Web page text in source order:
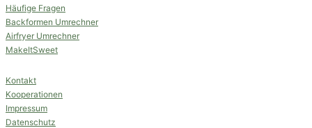
Häufige Fragen
Backformen Umrechner
Airfryer Umrechner
MakeItSweet
Kontakt
Kooperationen
Impressum
Datenschutz